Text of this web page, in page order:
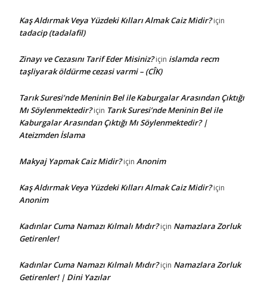
Kaş Aldırmak Veya Yüzdeki Kılları Almak Caiz Midir?için
tadacip (tadalafil)
Zinayı ve Cezasını Tarif Eder Misiniz?için islamda recm
taşliyarak öldürme cezasi varmi – (CÎK)
Tarık Suresi’nde Meninin Bel ile Kaburgalar Arasından Çıktığı
Mı Söylenmektedir?için Tarık Suresi’nde Meninin Bel ile
Kaburgalar Arasından Çıktığı Mı Söylenmektedir? |
Ateizmden İslama
Makyaj Yapmak Caiz Midir?için Anonim
Kaş Aldırmak Veya Yüzdeki Kılları Almak Caiz Midir?için
Anonim
Kadınlar Cuma Namazı Kılmalı Mıdır?için Namazlara Zorluk
Getirenler!
Kadınlar Cuma Namazı Kılmalı Mıdır?için Namazlara Zorluk
Getirenler! | Dini Yazılar